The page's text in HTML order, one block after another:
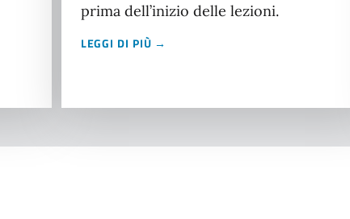
prima dell’inizio delle lezioni.
LEGGI DI PIÙ →